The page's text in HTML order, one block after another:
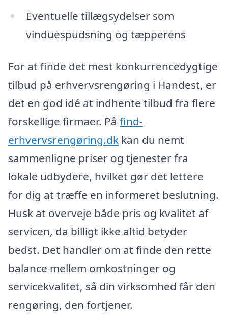
Eventuelle tillægsydelser som
vinduespudsning og tæpperens
For at finde det mest konkurrencedygtige
tilbud på erhvervsrengøring i Handest, er
det en god idé at indhente tilbud fra flere
forskellige firmaer. På find-
erhvervsrengøring.dk kan du nemt
sammenligne priser og tjenester fra
lokale udbydere, hvilket gør det lettere
for dig at træffe en informeret beslutning.
Husk at overveje både pris og kvalitet af
servicen, da billigt ikke altid betyder
bedst. Det handler om at finde den rette
balance mellem omkostninger og
servicekvalitet, så din virksomhed får den
rengøring, den fortjener.